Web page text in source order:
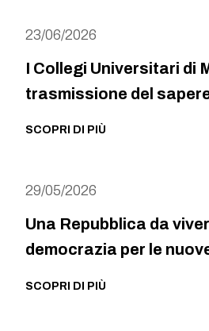
23/06/2026
I Collegi Universitari di
trasmissione del
SCOPRI DI PIÙ
29/05/2026
Una Repubblica da
democrazia per le
SCOPRI DI PIÙ